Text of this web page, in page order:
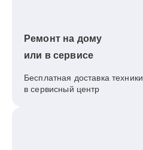
Ремонт на дому
или в сервисе
Бесплатная доставка техники
в сервисный центр